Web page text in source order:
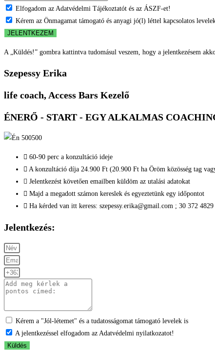
Elfogadom az Adatvédelmi Tájékoztatót és az ÁSZF-et!
Kérem az Önmagamat támogató és anyagi jó(l) léttel kapcsolatos
JELENTKEZEM
A „Küldés!” gombra kattintva tudomásul veszem, hogy a jelentkezésem
Szepessy Erika
life coach, Access Bars Kezelő
ÉNERŐ - START - EGY ALKALMAS
60-90 perc a konzultáció ideje
A konzultáció díja 24.900 Ft (20.900 Ft ha Öröm közösség tag
Jelentkezést követően emailben küldöm az utalási adatokat
Majd a megadott számon kereslek és egyeztetünk egy időpontot
Ha kérded van itt keress: szepessy.erika@gmail.com ; 30 372 4829
Jelentkezés:
Kérem a "Jól-létemet" és a tudatosságomat támogató levelek is
A jelentkezéssel elfogadom az Adatvédelmi nyilatkozatot!
Küldés